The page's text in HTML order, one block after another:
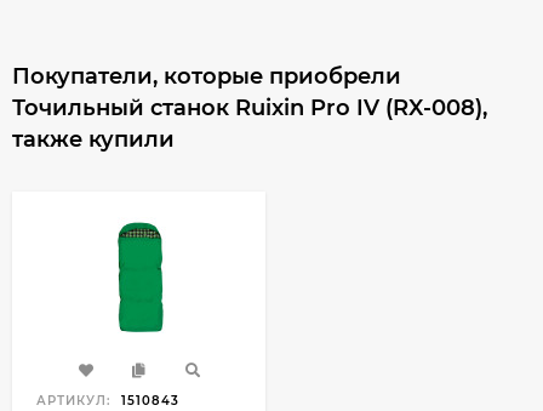
Покупатели, которые приобрели
Точильный станок Ruixin Pro IV (RX-008),
также купили
АРТИКУЛ: 1510843